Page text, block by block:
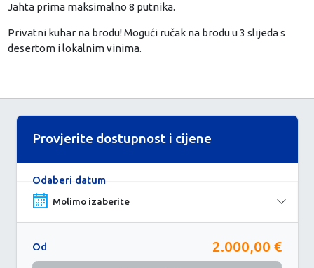
Jahta prima maksimalno 8 putnika.
Privatni kuhar na brodu! Mogući ručak na brodu u 3 slijeda s
desertom i lokalnim vinima.
Provjerite dostupnost i cijene
Odaberi datum
Od 2.000,00 €